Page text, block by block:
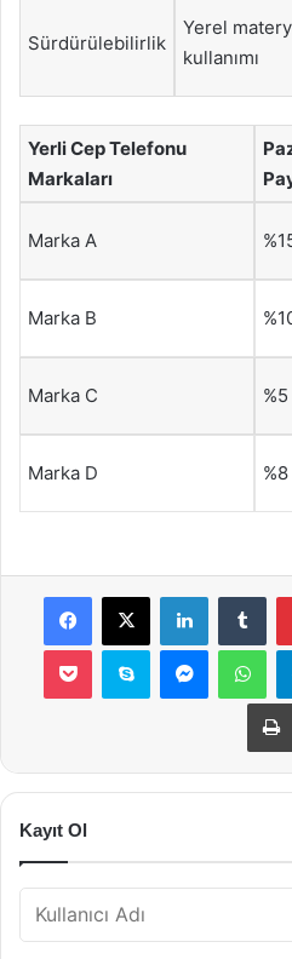
Sürdürülebilirlik
Yerel
kullanımı
Yerli Cep Telefonu
Markaları
Marka A
Marka B
Marka C %5
Marka D %8
Facebook
X LinkedIn
Pocket Skype Messenger
Kayıt Ol